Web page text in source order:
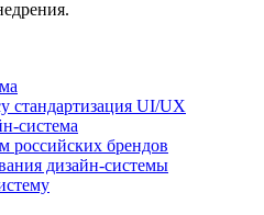
стандартизация UI/UX
система
российских брендов
дизайн-системы